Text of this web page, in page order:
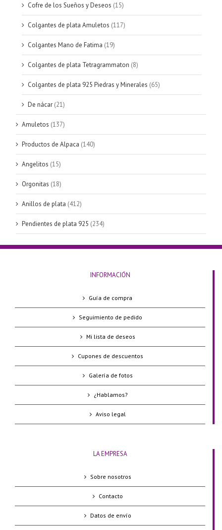
Cofre de los Sueños y Deseos (15)
Colgantes de plata Amuletos (117)
Colgantes Mano de Fatima (19)
Colgantes de plata Tetragrammaton (8)
Colgantes de plata 925 Piedras y Minerales (65)
De nácar (21)
Amuletos (137)
Productos de Alpaca (140)
Angelitos (15)
Orgonitas (18)
Anillos de plata (412)
Pendientes de plata 925 (234)
INFORMACIÓN
Guía de compra
Seguimiento de pedido
Mi lista de deseos
Cupones de descuentos
Galería de fotos
¿Hablamos?
Aviso legal
LA EMPRESA
Sobre nosotros
Contacto
Datos de envío